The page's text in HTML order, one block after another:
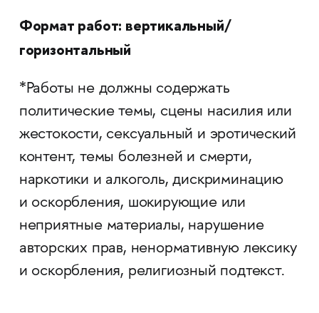
Формат работ: вертикальный/
горизонтальный
*Работы не должны содержать
политические темы, сцены насилия или
жестокости, сексуальный и эротический
контент, темы болезней и смерти,
наркотики и алкоголь, дискриминацию
и оскорбления, шокирующие или
неприятные материалы, нарушение
авторских прав, ненормативную лексику
и оскорбления, религиозный подтекст.